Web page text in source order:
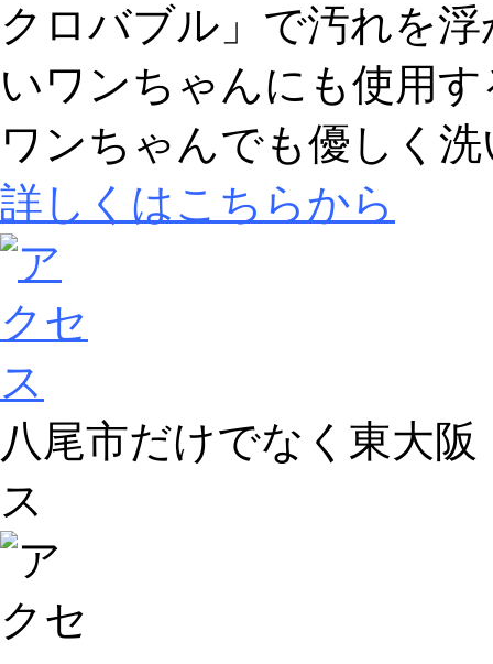
クロバブル」で汚れを
いワンちゃんにも使用
ワンちゃんでも優しく
詳しくはこちらから
八尾市だけでなく東大
ス